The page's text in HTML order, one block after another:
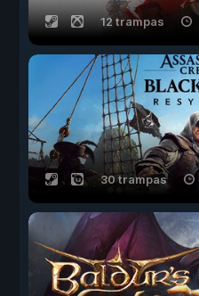
12 trampas
30 trampas